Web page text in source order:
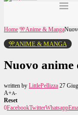
Home 🎌Anime & Manga
🎌ANIME & MANGA
Nuovo anime
written by LittlePellizza 27
A+A-
Reset
0FacebookTwitterWhatsapp